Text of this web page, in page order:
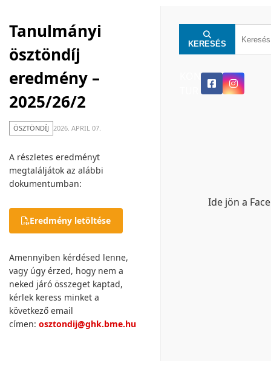
Tanulmányi
ösztöndíj
eredmény –
2025/26/2
ÖSZTÖNDÍJ 2026. APRIL 07.
A részletes eredményt
megtaláljátok az alábbi
dokumentumban:
Eredmény letöltése
Amennyiben kérdésed lenne,
vagy úgy érzed, hogy nem a
neked járó összeget kaptad,
kérlek keress minket a
következő email
címen: osztondij@ghk.bme.hu
KERESÉS
Ide jön a